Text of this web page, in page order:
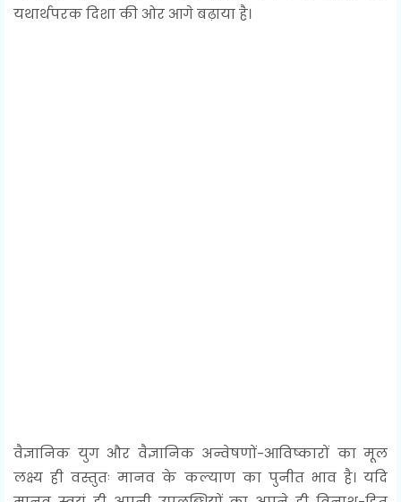
यथार्थपरक दिशा की ओर आगे बढ़ाया है।
वैज्ञानिक युग और वैज्ञानिक अन्वेषणों-आविष्कारों का मूल
लक्ष्य ही वस्तुतः मानव के कल्याण का पुनीत भाव है। यदि